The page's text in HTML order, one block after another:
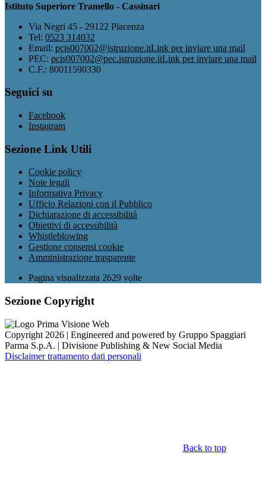
Istituto Superiore Tramello - Cassinari
Via Negri 45 - 29122 Piacenza
Tel: 0523 314032
Email: pcis007002@istruzione.itLink per inviare una mail
PEC: pcis007002@pec.istruzione.itLink per inviare una mail
C.F.: 80011590330
Seguici su
Facebook
Instagram
Sezione Link Utili
Cookie policy
Note legali
Informativa Privacy
Ufficio Relazioni con il Pubblico
Dichiarazione di accessibilità
Obiettivi di accessibilità
Whistleblowing
Gestione consensi cookie
Amministrazione trasparente
Pagina visualizzata 2629 volte
Sezione Copyright
Copyright 2026 | Engineered and powered by Gruppo Spaggiari
Parma S.p.A. | Divisione Publishing & New Social Media
Disclaimer trattamento dati personali
Back to top